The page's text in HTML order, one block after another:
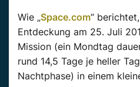
Wie „Space.com“
Entdeckung am 25. Juli
Mission (ein Mondtag
rund 14,5 Tage je heller
Nachtphase) in einem